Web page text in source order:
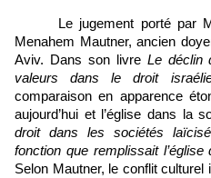
Le jugement porté par
Menahem Mautner, ancien
Aviv. Dans son livre Le déclin
valeurs dans le droit
comparaison en apparence
aujourd’hui et l’église dans la
droit dans les sociétés
fonction que remplissait
Selon Mautner, le conflit culturel